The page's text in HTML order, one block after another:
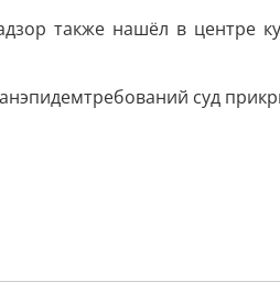
также нашёл в центре
суд